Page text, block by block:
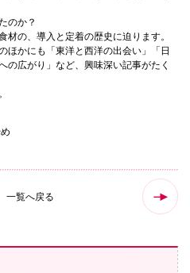
のか？
の、導入と定着の歴史に迫ります。
ほかにも「東洋と西洋の出会い」「日
の広がり」など、興味深い記事がたく
一覧へ戻る